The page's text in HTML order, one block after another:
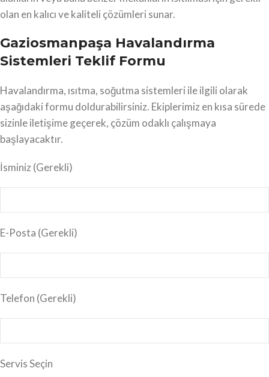
olan en kalıcı ve kaliteli çözümleri sunar.
Gaziosmanpaşa Havalandırma
Sistemleri Teklif Formu
Havalandırma, ısıtma, soğutma sistemleri ile ilgili olarak
aşağıdaki formu doldurabilirsiniz. Ekiplerimiz en kısa sürede
sizinle iletişime geçerek, çözüm odaklı çalışmaya
başlayacaktır.
İsminiz (Gerekli)
E-Posta (Gerekli)
Telefon (Gerekli)
Servis Seçin